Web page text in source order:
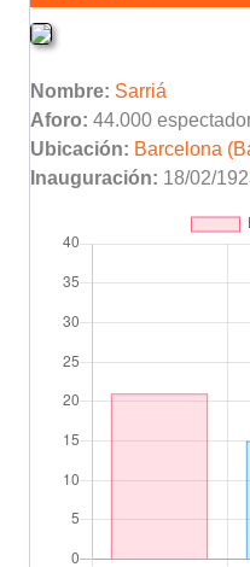
Menchaca
Nombre: Sarriá
Aforo: 44.000
Ubicación: Barcelona
Inauguración: 18/02/